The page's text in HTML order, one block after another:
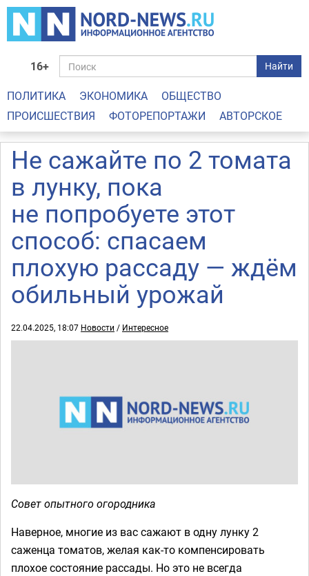
16+ Найти
ПОЛИТИКА ЭКОНОМИКА
ОБЩЕСТВО
ПРОИСШЕСТВИЯ
ФОТОРЕПОРТАЖИ АВТОРСКОЕ
Не сажайте по 2 томата
в лунку, пока
не попробуете этот
способ: спасаем
плохую рассаду — ждём
обильный урожай
22.04.2025, 18:07 Новости / Интересное
Совет опытного огородника
Наверное, многие из вас сажают в одну лунку 2
саженца томатов, желая как-то компенсировать
плохое состояние рассады. Но это не всегда